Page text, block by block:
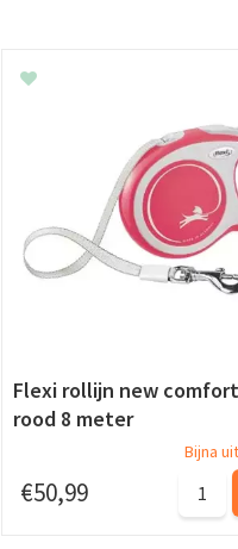
Flexi rollijn new
rood 8 meter
€50,99
Bijna